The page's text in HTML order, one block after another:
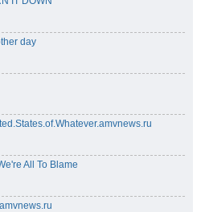
day
All To Blame